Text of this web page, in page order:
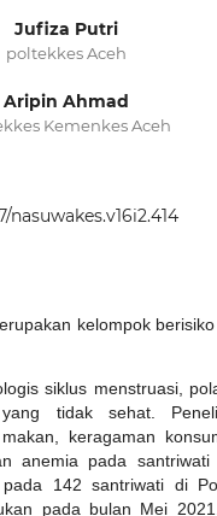
Jufiza Putri
poltekkes Aceh
Aripin Ahmad
Kemenkes Aceh
kelompok
siklus menstruasi,
tidak sehat.
keragaman
anemia pada santriwati
142 santriwati di
pada bulan Mei